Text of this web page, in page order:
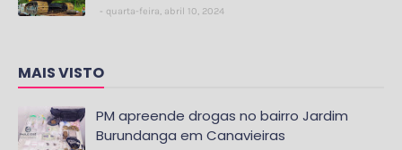
quarta-feira, abril 10, 2024
MAIS VISTO
PM apreende drogas no bairro Jardim
Burundanga em Canavieiras